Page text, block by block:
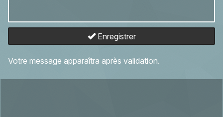
Enregistrer
Votre message apparaîtra après validation.